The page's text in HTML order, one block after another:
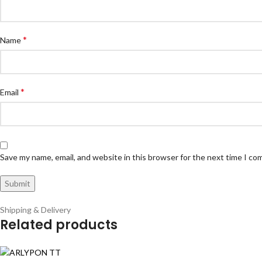
Name*
Email *
Save my name, email, and website in this browser for the next time I
Shipping & Delivery
Related products